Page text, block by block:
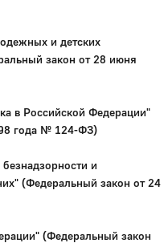
и детских
закон от 28 июня
в Российской Федерации"
года № 124-ФЗ)
и
(Федеральный закон от 24
(Федеральный закон